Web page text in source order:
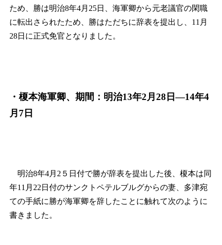
ため、勝は明治8年4月25日、海軍卿から元老議官の閑職
に転出さられたため、勝はただちに辞表を提出し、11月
28日に正式免官となりました。
・榎本海軍卿、期間：明治13年2月28日―14年4
月7日
明治8年4月2５日付で勝が辞表を提出した後、榎本は同
年11月22日付のサンクトペテルブルグからの妻、多津宛
ての手紙に勝が海軍卿を辞したことに触れて次のように
書きました。